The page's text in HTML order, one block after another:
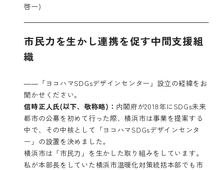
啓一)
市民力を生かし連携を促す中間支援組
織
――「ヨコハマSDGsデザインセンター」設立の経緯をお
聞かせください。
信時正人氏(以下、敬称略)： 内閣府が2018年にSDGs未来
都市の公募を初めて行った際、横浜市は事業を提案する
中で、その中核として「ヨコハマSDGsデザインセンタ
ー」の設置を決めました。
横浜市は「市民力」を生かした取り組みをしています。
私が本部長をしていた横浜市温暖化対策統括本部でも市